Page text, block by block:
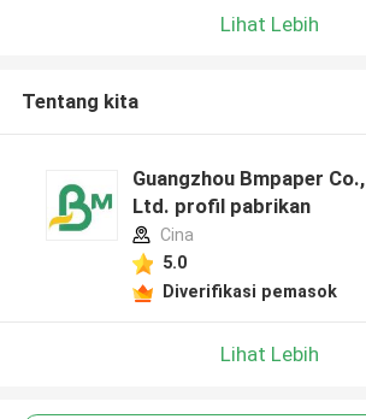
Lihat Lebih
Tentang kita
Guangzhou Bmpaper Co.,
Ltd. profil pabrikan
Cina
5.0
Diverifikasi pemasok
Lihat Lebih